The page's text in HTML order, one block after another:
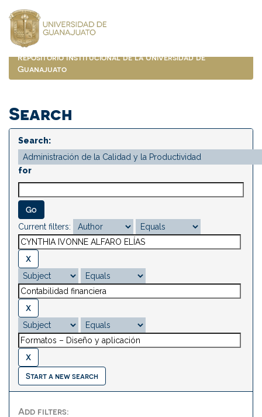
navigation
Repositorio Institucional de la Universidad de
Guanajuato
Search
Search:
for
Current filters:
Start a new search
Add filters: